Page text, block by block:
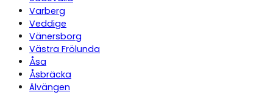
Varberg
Veddige
Vänersborg
Västra Frölunda
Åsa
Åsbräcka
Älvängen